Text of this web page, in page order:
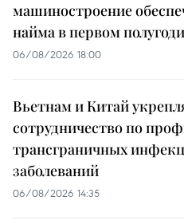
машиностроение
найма в первом
06/08/2026 18:00
Вьетнам и Китай
сотрудничество по
трансграничных
заболеваний
06/08/2026 14:35